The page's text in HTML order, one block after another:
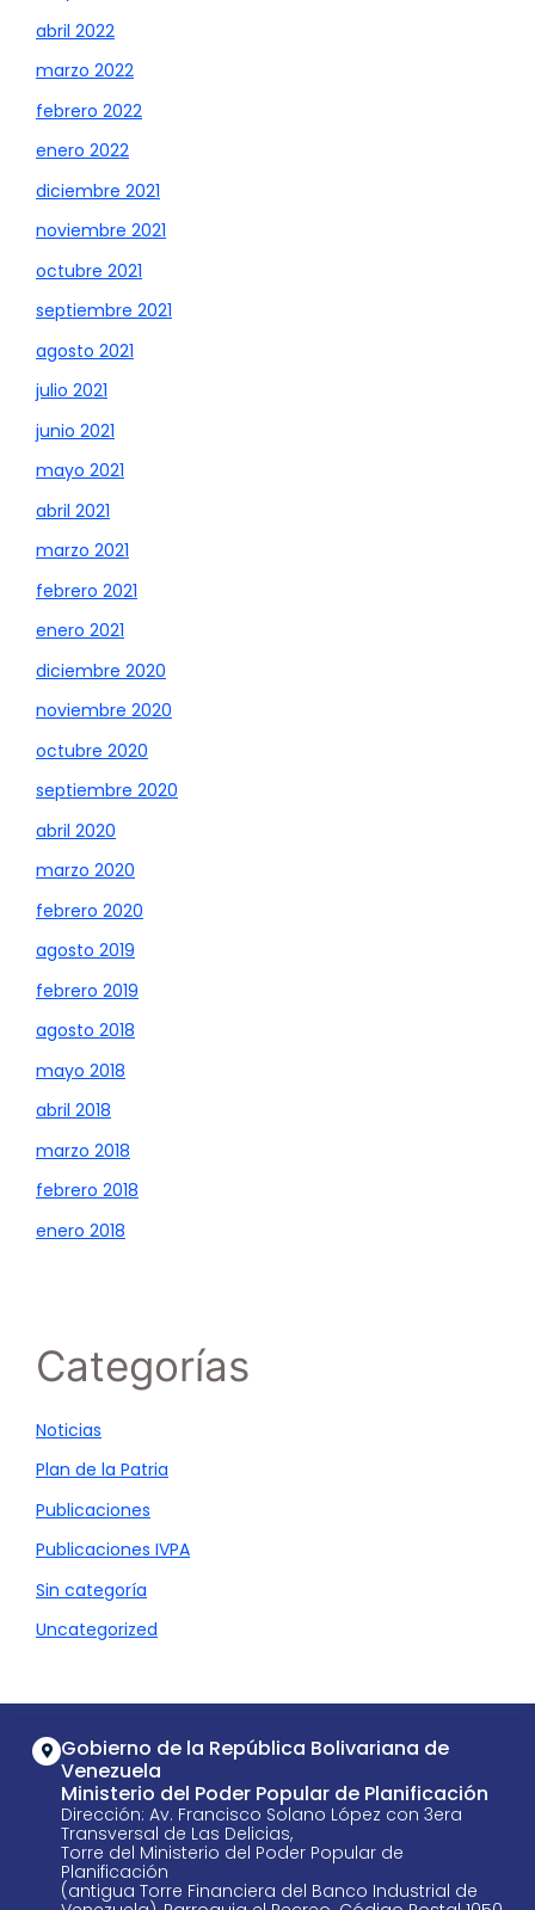
abril 2022
marzo 2022
febrero 2022
enero 2022
diciembre 2021
noviembre 2021
octubre 2021
septiembre 2021
agosto 2021
julio 2021
junio 2021
mayo 2021
abril 2021
marzo 2021
febrero 2021
enero 2021
diciembre 2020
noviembre 2020
octubre 2020
septiembre 2020
abril 2020
marzo 2020
febrero 2020
agosto 2019
febrero 2019
agosto 2018
mayo 2018
abril 2018
marzo 2018
febrero 2018
enero 2018
Categorías
Noticias
Plan de la Patria
Publicaciones
Publicaciones IVPA
Sin categoría
Uncategorized
Gobierno de la República Bolivariana de
Venezuela
Ministerio del Poder Popular de Planificación
Dirección: Av. Francisco Solano López con 3era
Transversal de Las Delicias,
Torre del Ministerio del Poder Popular de
Planificación
(antigua Torre Financiera del Banco Industrial de